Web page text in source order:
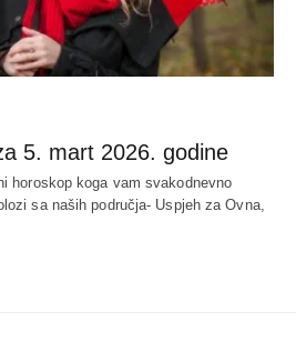
5. mart 2026. godine
horoskop koga vam svakodnevno
sa naših područja- Uspjeh za Ovna,